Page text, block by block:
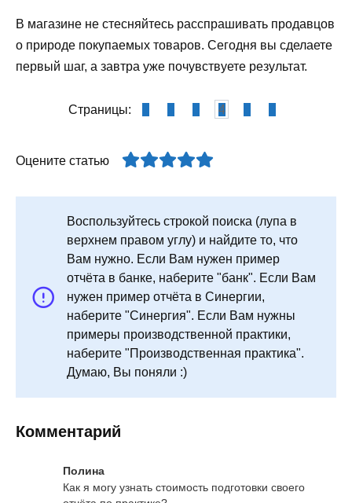
В магазине не стесняйтесь расспрашивать продавцов
о природе покупаемых товаров. Сегодня вы сделаете
первый шаг, а завтра уже почувствуете результат.
Страницы: 4
Оцените статью
Воспользуйтесь строкой поиска (лупа в
верхнем правом углу) и найдите то, что
Вам нужно. Если Вам нужен пример
отчёта в банке, наберите "банк". Если Вам
нужен пример отчёта в Синергии,
наберите "Синергия". Если Вам нужны
примеры производственной практики,
наберите "Производственная практика".
Думаю, Вы поняли :)
Комментарий
Полина
Как я могу узнать стоимость подготовки своего